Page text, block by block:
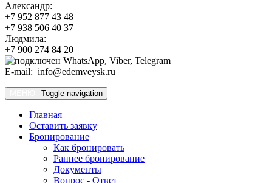
Александр:
+7 952 877 43 48
+7 938 506 40 37
Людмила:
+7 900 274 84 20
E-mail: info@edemveysk.ru
Toggle navigation
Главная
Оставить заявку
Бронирование
Как бронировать
Раннее бронирование
Документы
Вопрос - Ответ